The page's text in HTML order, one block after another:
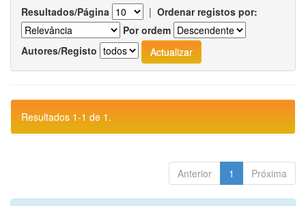
Resultados/Página | Ordenar registos por:
Por ordem
Autores/Registo
Resultados 1-1 de 1.
Anterior 1 Próxima